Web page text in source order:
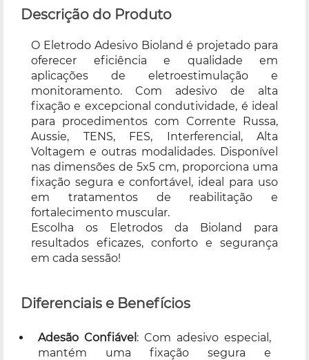
Descrição do Produto
O Eletrodo Adesivo Bioland é projetado para
oferecer eficiência e qualidade em
aplicações de eletroestimulação e
monitoramento. Com adesivo de alta
fixação e excepcional condutividade, é ideal
para procedimentos com Corrente Russa,
Aussie, TENS, FES, Interferencial, Alta
Voltagem e outras modalidades. Disponível
nas dimensões de 5x5 cm, proporciona uma
fixação segura e confortável, ideal para uso
em tratamentos de reabilitação e
fortalecimento muscular.
Escolha os Eletrodos da Bioland para
resultados eficazes, conforto e segurança
em cada sessão!
Diferenciais e Benefícios
Adesão Confiável : Com adesivo especial,
mantém uma fixação segura e